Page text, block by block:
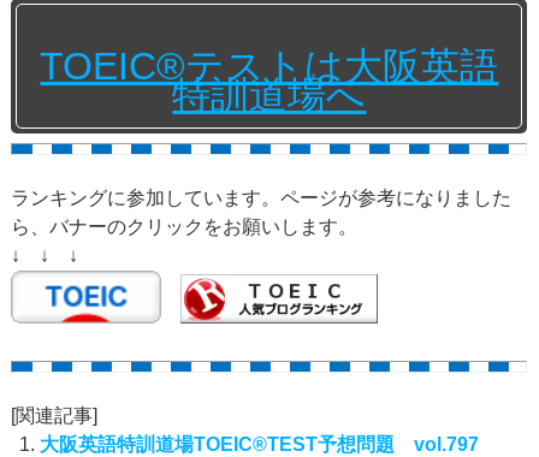
TOEIC®テストは大阪英語
特訓道場へ
ランキングに参加しています。ページが参考になりました
ら、バナーのクリックをお願いします。
↓ ↓ ↓
[関連記事]
大阪英語特訓道場TOEIC®TEST予想問題 vol.797